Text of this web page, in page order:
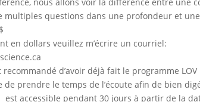
multiples questions dans une profondeur et
en dollars veuillez m’écrire un courriel:
d’avoir déjà fait le programme
de prendre le temps de l’écoute afin de bien
accessible pendant 30 jours à partir de la